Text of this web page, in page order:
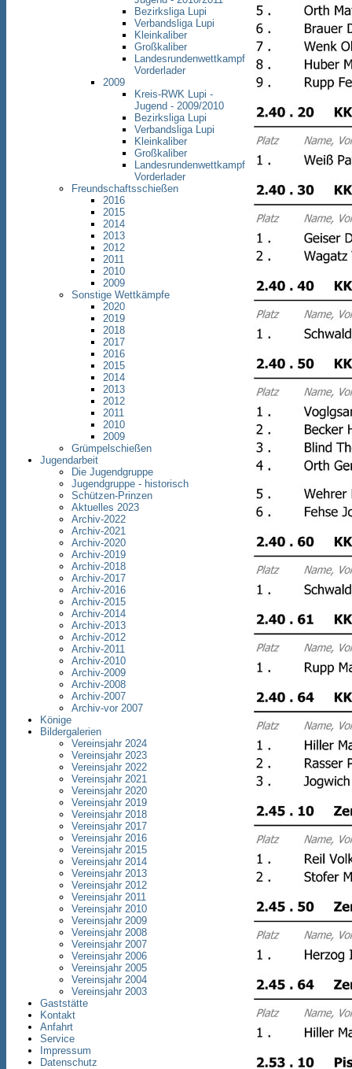
Bezirksliga Lupi
Verbandsliga Lupi
Kleinkaliber
Großkaliber
Landesrundenwettkampf
Vorderlader
2009
Kreis-RWK Lupi -
Jugend - 2009/2010
Bezirksliga Lupi
Verbandsliga Lupi
Kleinkaliber
Großkaliber
Landesrundenwettkampf
Vorderlader
Freundschaftsschießen
2016
2015
2014
2013
2012
2011
2010
2009
Sonstige Wettkämpfe
2020
2019
2018
2017
2016
2015
2014
2013
2012
2011
2010
2009
Grümpelschießen
Jugendarbeit
Die Jugendgruppe
Jugendgruppe - historisch
Schützen-Prinzen
Aktuelles 2023
Archiv-2022
Archiv-2021
Archiv-2020
Archiv-2019
Archiv-2018
Archiv-2017
Archiv-2016
Archiv-2015
Archiv-2014
Archiv-2013
Archiv-2012
Archiv-2011
Archiv-2010
Archiv-2009
Archiv-2008
Archiv-2007
Archiv-vor 2007
Könige
Bildergalerien
Vereinsjahr 2024
Vereinsjahr 2023
Vereinsjahr 2022
Vereinsjahr 2021
Vereinsjahr 2020
Vereinsjahr 2019
Vereinsjahr 2018
Vereinsjahr 2017
Vereinsjahr 2016
Vereinsjahr 2015
Vereinsjahr 2014
Vereinsjahr 2013
Vereinsjahr 2012
Vereinsjahr 2011
Vereinsjahr 2010
Vereinsjahr 2009
Vereinsjahr 2008
Vereinsjahr 2007
Vereinsjahr 2006
Vereinsjahr 2005
Vereinsjahr 2004
Vereinsjahr 2003
Gaststätte
Kontakt
Anfahrt
Service
Impressum
Datenschutz